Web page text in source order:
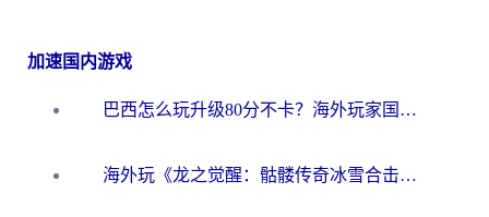
加速国内游戏
巴西怎么玩升级80分不卡？海外玩家国服游戏加速器终极指南（附避坑技巧）
海外玩《龙之觉醒：骷髅传奇冰雪合击》延迟高？这篇指南帮你解决卡顿烦恼！